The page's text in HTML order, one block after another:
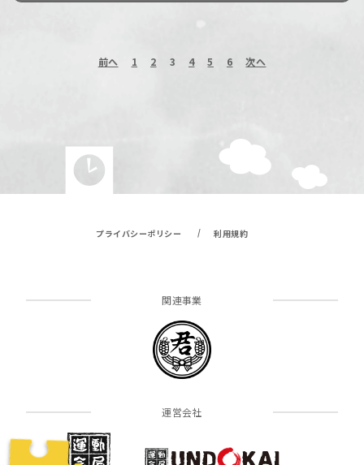
前へ 1 2 3 4 5 6 次へ
プライバシーポリシー / 利用規約
関連事業
運営会社